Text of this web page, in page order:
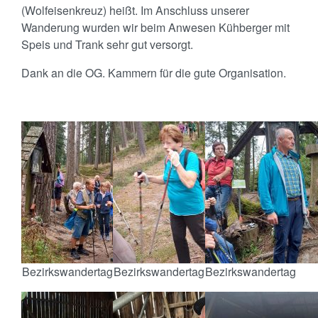
(Wolfeisenkreuz) heißt. Im Anschluss unserer
Wanderung wurden wir beim Anwesen Kühberger mit
Speis und Trank sehr gut versorgt.
Dank an die OG. Kammern für die gute Organisation.
BezirkswandertagBezirkswandertagBezirkswandertag